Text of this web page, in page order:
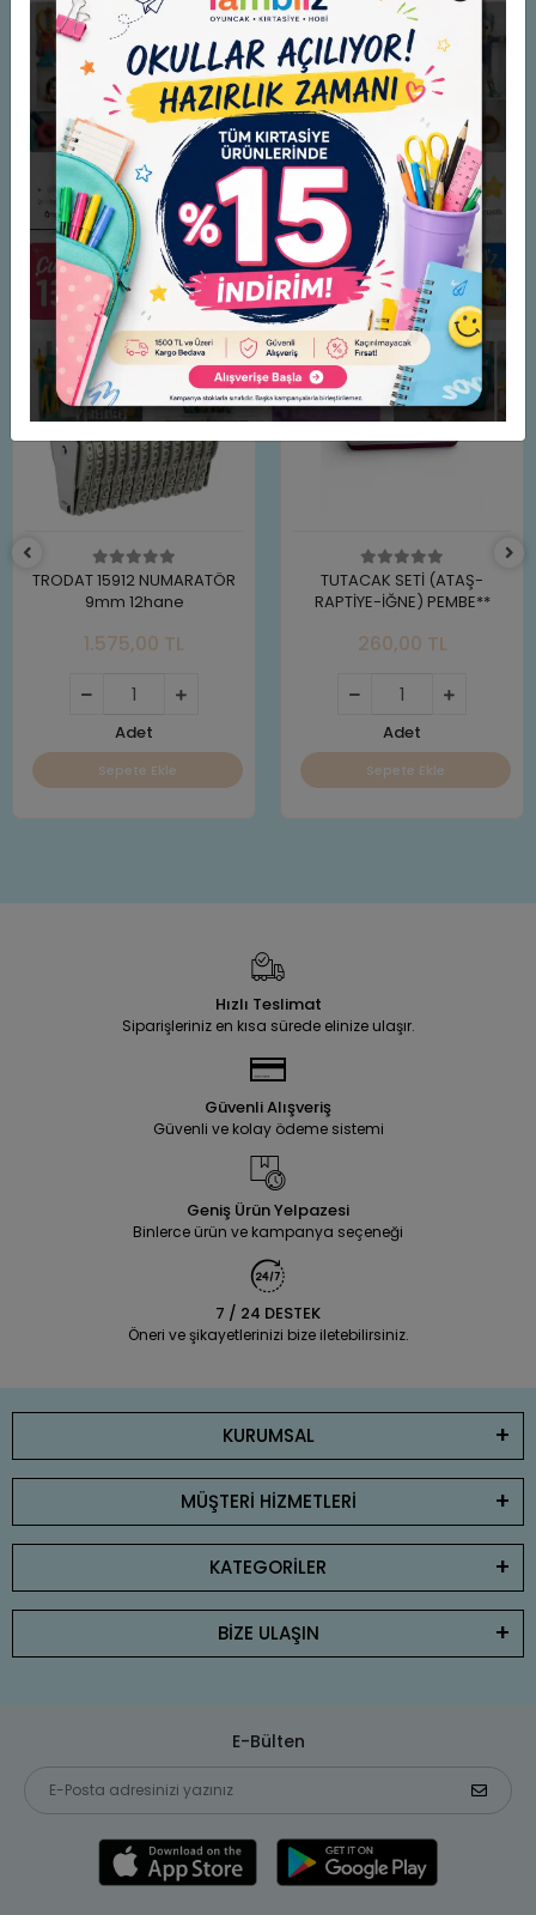
Kauçuk sık dokuma sentetik bez ile birlikte pres altında
pişirilerek vulkanize edilir
Güçlü yapısı ile yıllar boyu kullanımda kauçuk bant deforme
olmaz, bozulmaz, baskı kalitesi değişmez
Çelik gövde elektrolitik krom kaplı ergonomik sap
1.sınıf ABS plastikten enjekte edilmiştir.
Noterlerin tercihi
Benzer Ürünler
TRODAT 15912 NUMARATÖR
9mm 12hane
1.575,00 TL
Adet
Sepete Ekle
TUTACAK SETİ (ATAŞ-
RAPTİYE-İĞNE) PEMBE**
260,00 TL
Adet
Sepete Ekle
Hızlı Teslimat
Siparişleriniz en kısa sürede elinize ulaşır.
Güvenli Alışveriş
Güvenli ve kolay ödeme sistemi
Geniş Ürün Yelpazesi
Binlerce ürün ve kampanya seçeneği
7 / 24 DESTEK
Öneri ve şikayetlerinizi bize iletebilirsiniz.
KURUMSAL
MÜŞTERİ HİZMETLERİ
KATEGORİLER
BİZE ULAŞIN
E-Bülten